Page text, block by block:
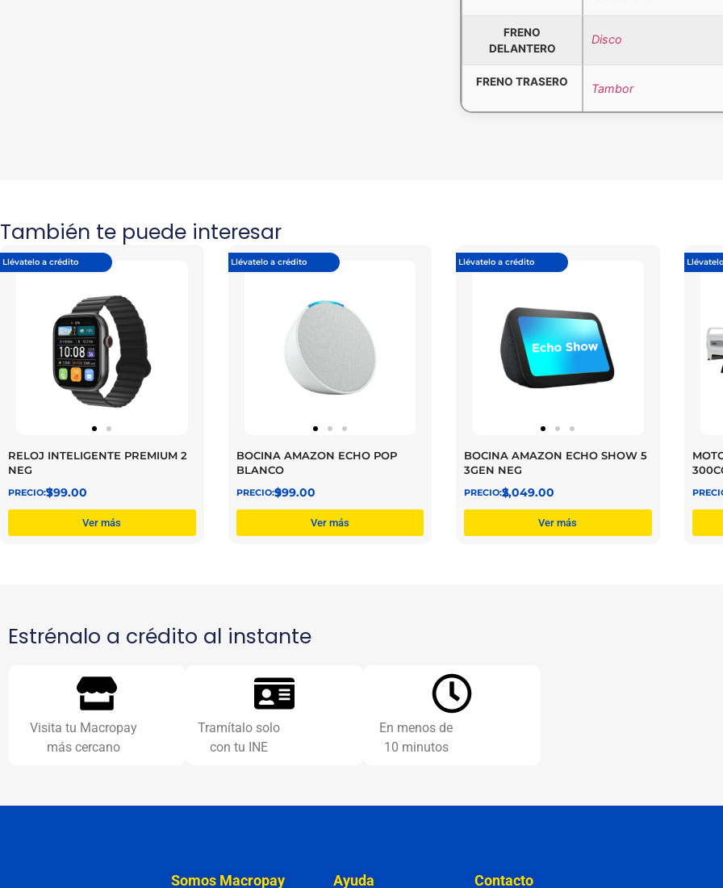
FRENO
DELANTERO
Disco
FRENO TRASERO Tambor
También te puede interesar
Llévatelo a crédito
RELOJ INTELIGENTE PREMIUM 2
NEG
$
799.00
Ver más
Llévatelo a crédito
BOCINA AMAZON ECHO POP
BLANCO
$
999.00
Ver más
Llévatelo a crédito
BOCINA AMAZON ECHO SHOW 5
3GEN NEG
$
2,049.00
Ver más
Estrénalo a crédito al instante
Visita tu Macropay
más cercano
Tramítalo solo
con tu INE
En menos de
10 minutos
Somos Macropay Ayuda Contacto